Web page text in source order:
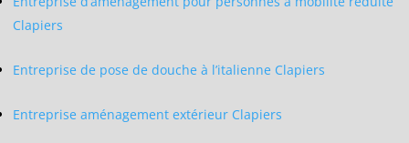
Clapiers
Entreprise de pose de douche à l’italienne Clapiers
Entreprise aménagement extérieur Clapiers